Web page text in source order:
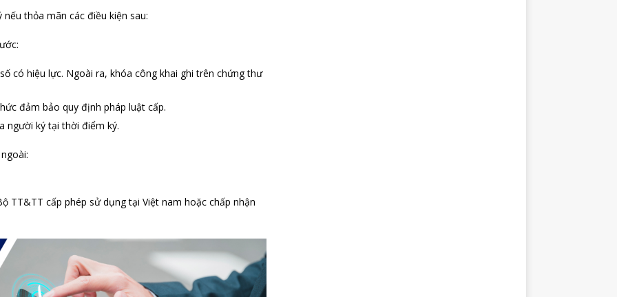
thỏa mãn các điều kiện sau:
có hiệu lực. Ngoài ra, khóa công khai ghi trên chứng thư
đảm bảo quy định pháp luật cấp.
người ký tại thời điểm ký.
TT&TT cấp phép sử dụng tại Việt nam hoặc chấp nhận